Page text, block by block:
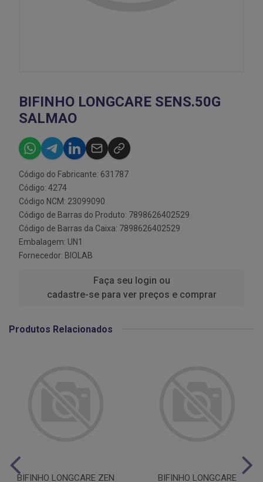
BIFINHO LONGCARE SENS.50G
SALMAO
Código do Fabricante: 631787
Código: 4274
Código NCM: 23099090
Código de Barras do Produto: 7898626402529
Código de Barras da Caixa: 7898626402529
Embalagem: UN1
Fornecedor: BIOLAB
Faça seu login ou
cadastre-se para ver preços e comprar
Produtos Relacionados
BIFINHO LONGCARE ZEN
BIFINHO LONGCARE